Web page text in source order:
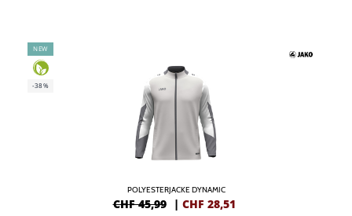
NEW
-38%
POLYESTERJACKE DYNAMIC
CHF 45,99 | CHF 28,51